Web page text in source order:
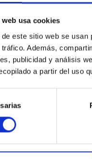
web usa cookies
este sitio web se
Además,
publicidad y análisis
a partir del uso
del desarrollo
con un equipo técnico